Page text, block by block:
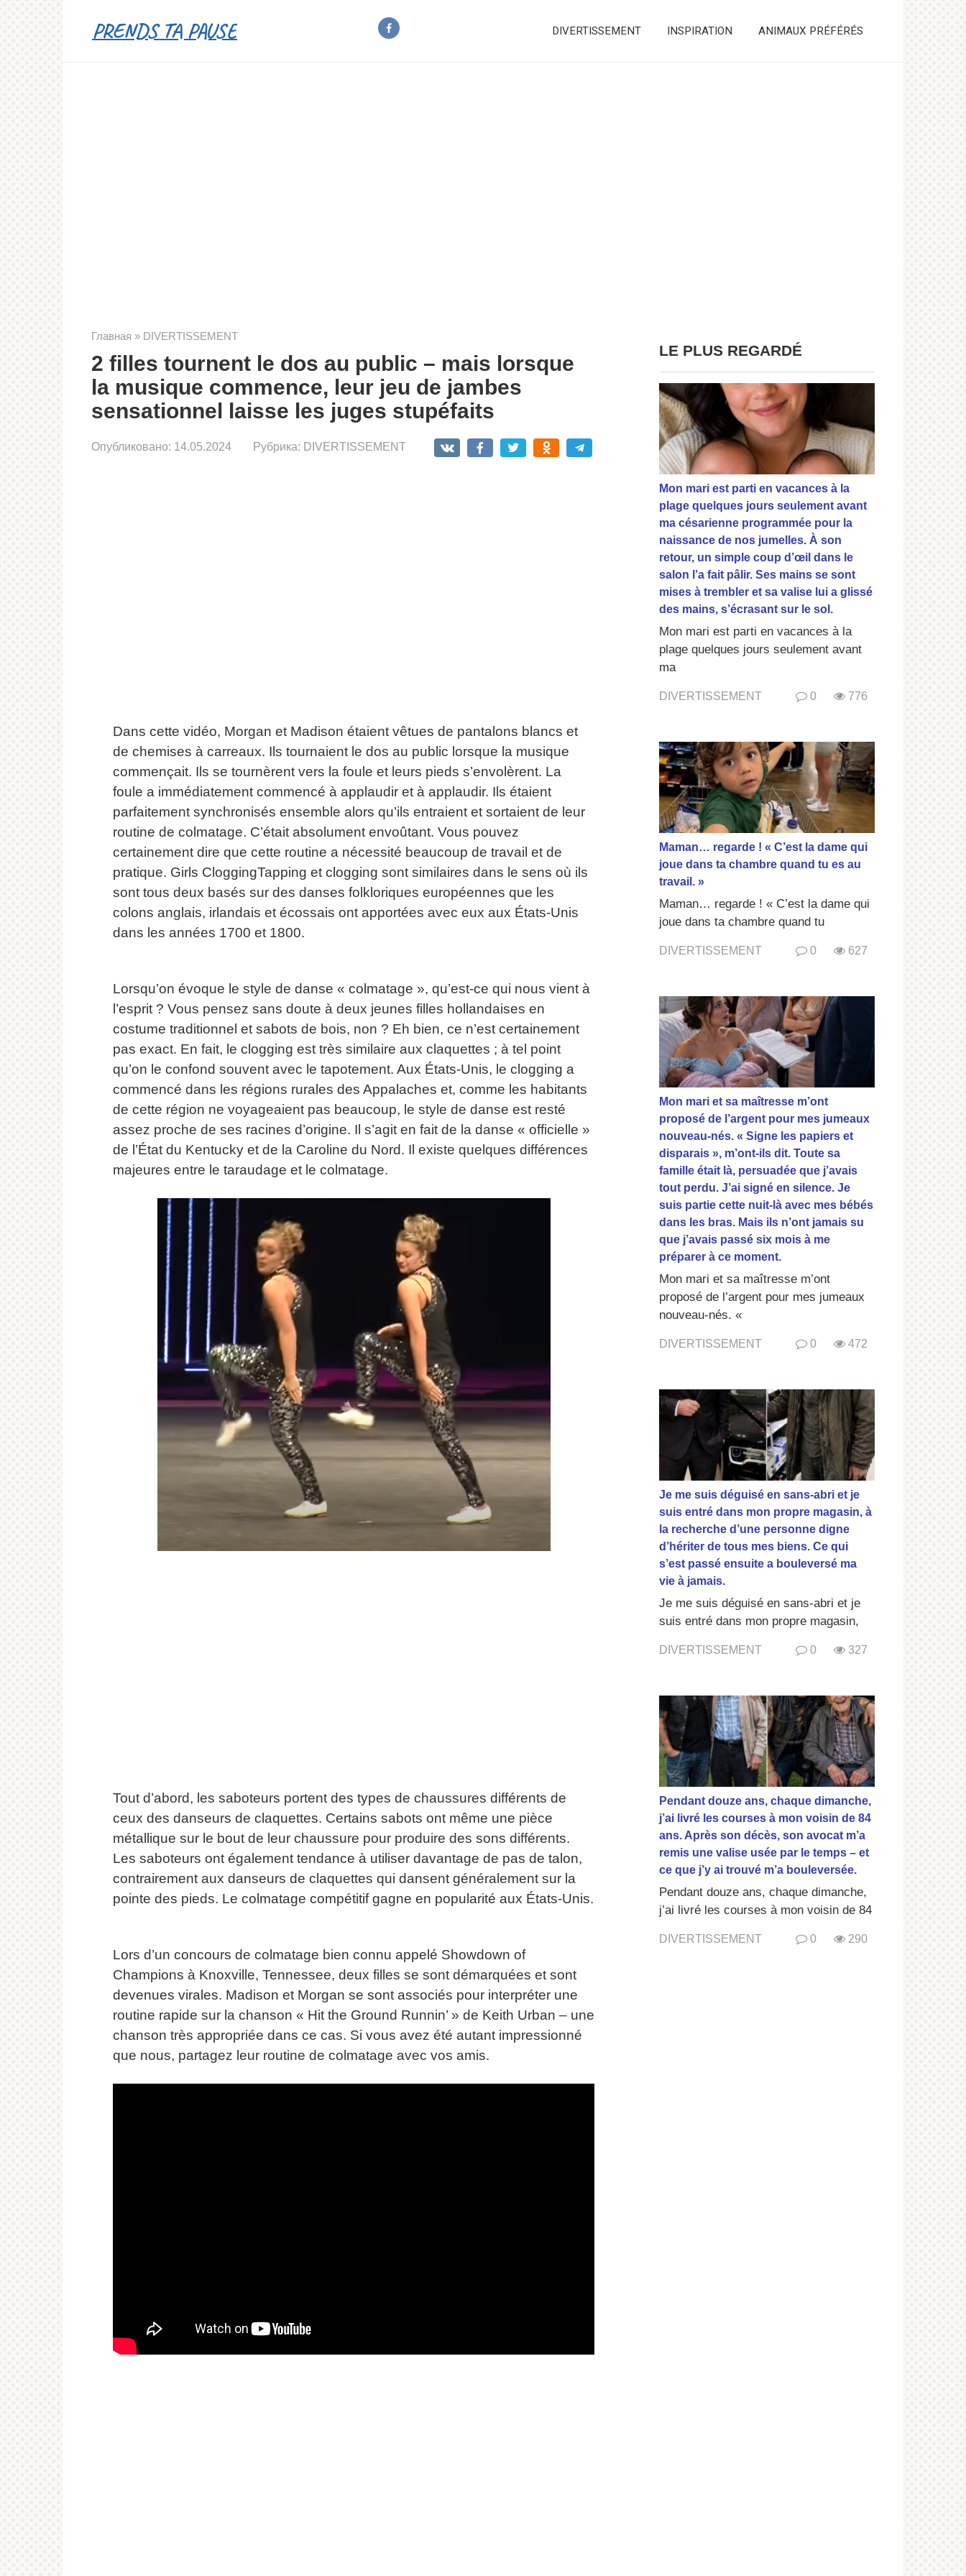
PRENDS TA PAUSE DIVERTISSEMENT INSPIRATION ANIMAUX PRÉFÉRÉS
Главная » DIVERTISSEMENT
2 filles tournent le dos au public – mais lorsque
la musique commence, leur jeu de jambes
sensationnel laisse les juges stupéfaits
Опубликовано: 14.05.2024 Рубрика: DIVERTISSEMENT
Dans cette vidéo, Morgan et Madison étaient vêtues de pantalons blancs et
de chemises à carreaux. Ils tournaient le dos au public lorsque la musique
commençait. Ils se tournèrent vers la foule et leurs pieds s’envolèrent. La
foule a immédiatement commencé à applaudir et à applaudir. Ils étaient
parfaitement synchronisés ensemble alors qu’ils entraient et sortaient de leur
routine de colmatage. C’était absolument envoûtant. Vous pouvez
certainement dire que cette routine a nécessité beaucoup de travail et de
pratique. Girls CloggingTapping et clogging sont similaires dans le sens où ils
sont tous deux basés sur des danses folkloriques européennes que les
colons anglais, irlandais et écossais ont apportées avec eux aux États-Unis
dans les années 1700 et 1800.
Lorsqu’on évoque le style de danse « colmatage », qu’est-ce qui nous vient à
l’esprit ? Vous pensez sans doute à deux jeunes filles hollandaises en
costume traditionnel et sabots de bois, non ? Eh bien, ce n’est certainement
pas exact. En fait, le clogging est très similaire aux claquettes ; à tel point
qu’on le confond souvent avec le tapotement. Aux États-Unis, le clogging a
commencé dans les régions rurales des Appalaches et, comme les habitants
de cette région ne voyageaient pas beaucoup, le style de danse est resté
assez proche de ses racines d’origine. Il s’agit en fait de la danse « officielle »
de l’État du Kentucky et de la Caroline du Nord. Il existe quelques différences
majeures entre le taraudage et le colmatage.
Tout d’abord, les saboteurs portent des types de chaussures différents de
ceux des danseurs de claquettes. Certains sabots ont même une pièce
métallique sur le bout de leur chaussure pour produire des sons différents.
Les saboteurs ont également tendance à utiliser davantage de pas de talon,
contrairement aux danseurs de claquettes qui dansent généralement sur la
pointe des pieds. Le colmatage compétitif gagne en popularité aux États-Unis.
Lors d’un concours de colmatage bien connu appelé Showdown of
Champions à Knoxville, Tennessee, deux filles se sont démarquées et sont
devenues virales. Madison et Morgan se sont associés pour interpréter une
routine rapide sur la chanson « Hit the Ground Runnin’ » de Keith Urban – une
chanson très appropriée dans ce cas. Si vous avez été autant impressionné
que nous, partagez leur routine de colmatage avec vos amis.
LE PLUS REGARDÉ
Mon mari est parti en vacances à la
plage quelques jours seulement avant
ma césarienne programmée pour la
naissance de nos jumelles. À son
retour, un simple coup d’œil dans le
salon l’a fait pâlir. Ses mains se sont
mises à trembler et sa valise lui a glissé
des mains, s’écrasant sur le sol.
Mon mari est parti en vacances à la
plage quelques jours seulement avant
ma
DIVERTISSEMENT 0 776
Maman… regarde ! « C’est la dame qui
joue dans ta chambre quand tu es au
travail. »
Maman… regarde ! « C’est la dame qui
joue dans ta chambre quand tu
DIVERTISSEMENT 0 627
Mon mari et sa maîtresse m’ont
proposé de l’argent pour mes jumeaux
nouveau-nés. « Signe les papiers et
disparais », m’ont-ils dit. Toute sa
famille était là, persuadée que j’avais
tout perdu. J’ai signé en silence. Je
suis partie cette nuit-là avec mes bébés
dans les bras. Mais ils n’ont jamais su
que j’avais passé six mois à me
préparer à ce moment.
Mon mari et sa maîtresse m’ont
proposé de l’argent pour mes jumeaux
nouveau-nés. «
DIVERTISSEMENT 0 472
Je me suis déguisé en sans-abri et je
suis entré dans mon propre magasin, à
la recherche d’une personne digne
d’hériter de tous mes biens. Ce qui
s’est passé ensuite a bouleversé ma
vie à jamais.
Je me suis déguisé en sans-abri et je
suis entré dans mon propre magasin,
DIVERTISSEMENT 0 327
Pendant douze ans, chaque dimanche,
j’ai livré les courses à mon voisin de 84
ans. Après son décès, son avocat m’a
remis une valise usée par le temps – et
ce que j’y ai trouvé m’a bouleversée.
Pendant douze ans, chaque dimanche,
j’ai livré les courses à mon voisin de 84
DIVERTISSEMENT 0 290